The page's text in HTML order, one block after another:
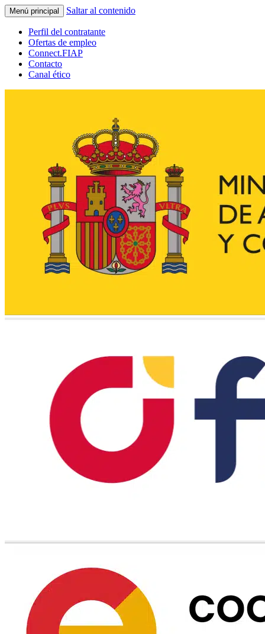
Menú principal Saltar al contenido
Perfil del contratante
Ofertas de empleo
Connect.FIAP
Contacto
Canal ético